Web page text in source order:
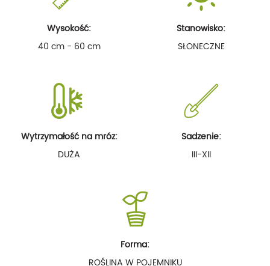
Wysokość:
40 cm - 60 cm
Stanowisko:
SŁONECZNE
Wytrzymałość na mróz:
DUŻA
Sadzenie:
III-XII
Forma:
ROŚLINA W POJEMNIKU